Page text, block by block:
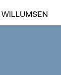
WILLUMSEN